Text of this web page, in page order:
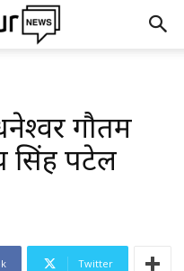
गौतम
सिंह पटेल
Twitter